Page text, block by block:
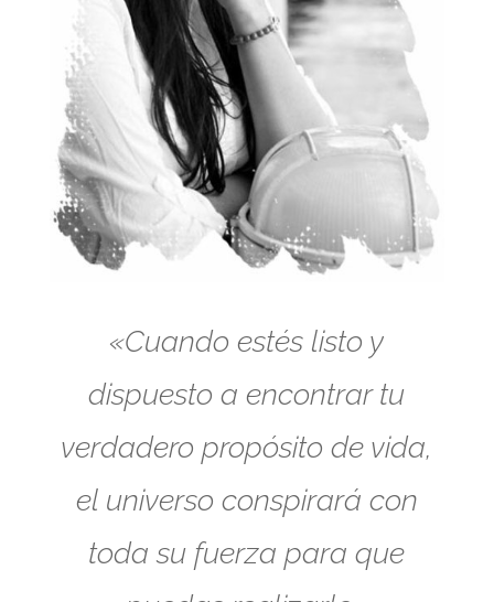
«Cuando estés listo y
dispuesto a encontrar tu
verdadero propósito de vida,
el universo conspirará con
toda su fuerza para que